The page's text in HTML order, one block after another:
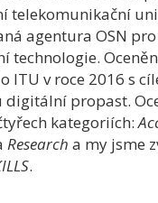
telekomunikační
agentura OSN
technologie.
ITU v roce 2016 s
digitální propast.
kategoriích:
Research a my jsme
.